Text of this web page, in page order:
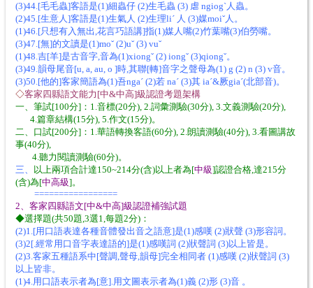
(3)44.[毛毛蟲]客語是(1)細蟲仔 (2)生毛蟲 (3) 虐 ngiogˋ人蟲。
(2)45.[生意人]客語是(1)生氣人 (2)生理liˊ 人 (3)媒moiˇ人。
(1)46.[只想有入無出,花言巧語講]指(1)媒人嘴(2)竹葉嘴(3)伯勞嘴。
(3)47.[無]的文讀是(1)moˇ (2)uˇ (3) vuˇ
(1)48.吉[羊]是古音字,音為(1)xiongˇ (2) iongˇ (3)qiongˇ。
(3)49.韻母尾音[u, a, au, o ]時,其聯[轉]音字之聲母為(1) g (2) n (3) v音。
(3)50.[他的]客家簡語為(1)吾ngaˊ (2)若 naˊ (3)其 iaˊ&厥giaˊ(北部音)。
◇客家四縣語文能力[中&中高]級認證考題架構
一、筆試[100分]：1.音標(20分), 2.詞彙測驗(30分), 3.文義測驗(20分),
4.篇章結構(15分), 5.作文(15分)。
二、口試[200分]：1.華語轉換客語(60分), 2.朗讀測驗(40分), 3.看圖講故
事(40分),
4.聽力閱讀測驗(60分)。
三、
以上兩項合計達150~214分(含)以上者為[中級]認證合格,達215分
(含)為[中高級]。
=================
2、客家四縣語文[中&中高]級認證補強試題
◆選擇題(共50題,3選1,每題2分)：
(2)1.[用口語表達各種音體發出音之語意]是(1)感嘆 (2)狀聲 (3)形容詞。
(3)2[.經常用口音字表達語的]是(1)感嘆詞 (2)狀聲詞 (3)以上皆是。
(2)3.客家五種語系中[聲調,聲母,韻母]完全相同者 (1)感嘆 (2)狀聲詞 (3)
以上皆非。
(1)4.用口語表示者為[意].用文圖表示者為(1)義 (2)形 (3)音 。